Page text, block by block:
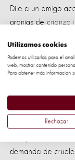
Dile a un amigo
granjas de crianza
un formulario de
para que incluyan
pequeñas
animales.
4. No apoyes
animales
demanda de
Utilizamos cookies
Podemos utilizarlas para el
web, mostrar contenido
Para obtener más información
Rechazar